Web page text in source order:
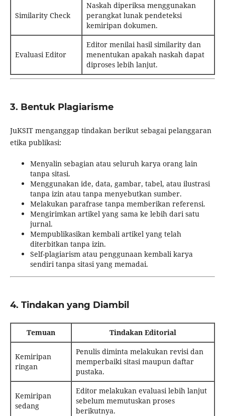
Similarity Check
Naskah diperiksa menggunakan
perangkat lunak pendeteksi
kemiripan dokumen.
Evaluasi Editor
Editor menilai hasil similarity dan
menentukan apakah naskah dapat
diproses lebih lanjut.
3. Bentuk Plagiarisme
JuKSIT menganggap tindakan berikut sebagai pelanggaran
etika publikasi:
Menyalin sebagian atau seluruh karya orang lain
tanpa sitasi.
Menggunakan ide, data, gambar, tabel, atau ilustrasi
tanpa izin atau tanpa menyebutkan sumber.
Melakukan parafrase tanpa memberikan referensi.
Mengirimkan artikel yang sama ke lebih dari satu
jurnal.
Mempublikasikan kembali artikel yang telah
diterbitkan tanpa izin.
Self-plagiarism atau penggunaan kembali karya
sendiri tanpa sitasi yang memadai.
4. Tindakan yang Diambil
Temuan Tindakan Editorial
Kemiripan
ringan
Penulis diminta melakukan revisi dan
memperbaiki sitasi maupun daftar
pustaka.
Kemiripan
sedang
Editor melakukan evaluasi lebih lanjut
sebelum memutuskan proses
berikutnya.